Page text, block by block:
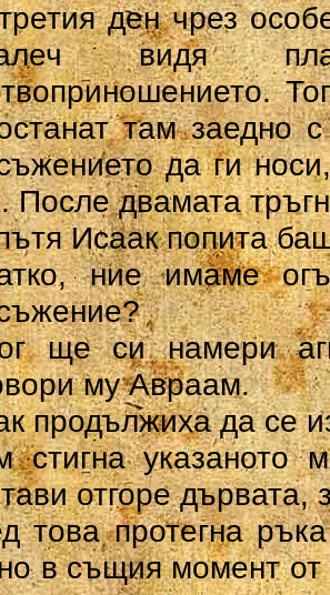
ден чрез
видя
там заедно
да ги
После двамата
Исаак попита
ние имаме
ще си намери
му Авраам.
продължиха да се
стигна указаното
отгоре дървата,
това протегна
в същия момент от